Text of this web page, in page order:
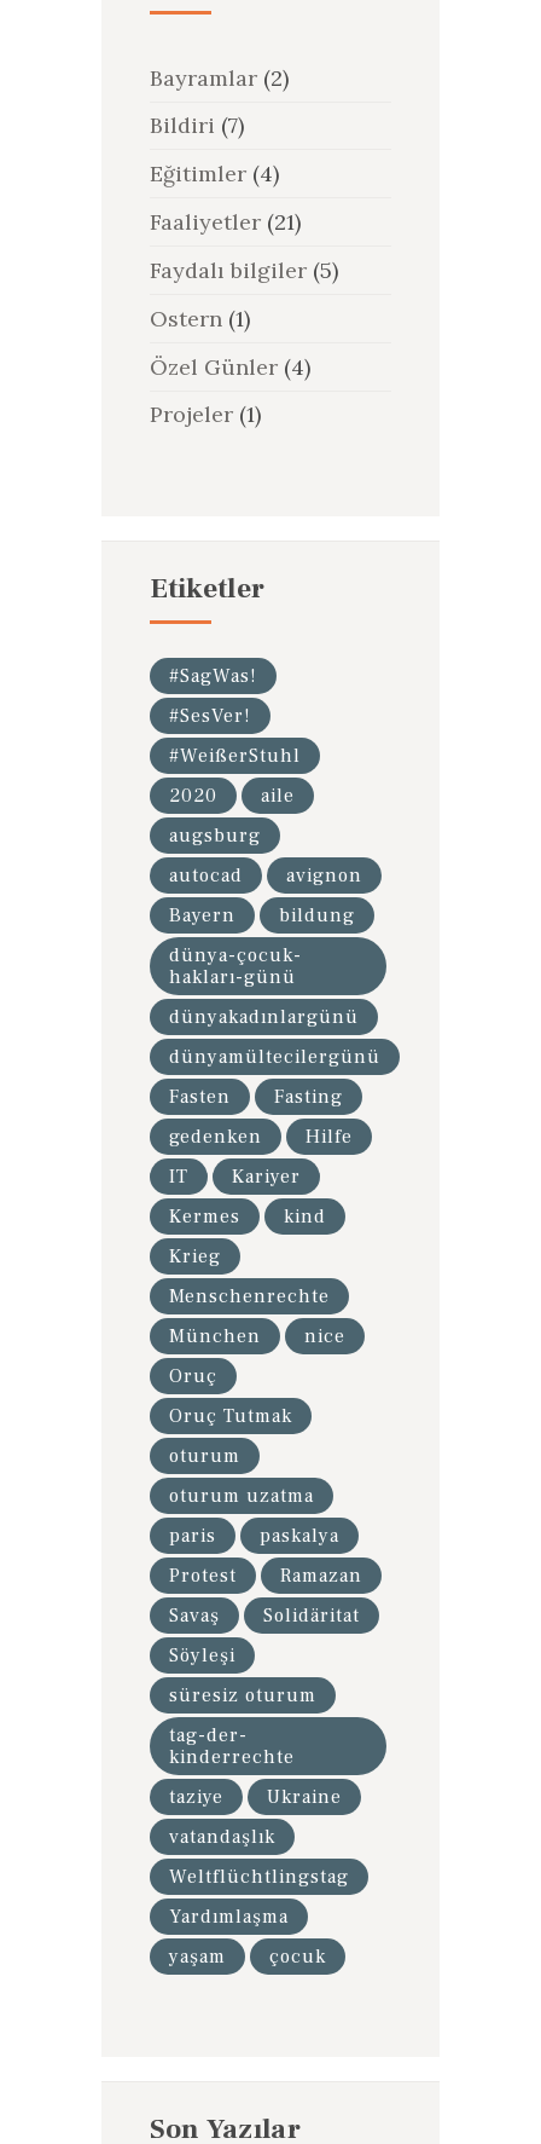
Bayramlar(2)
Bildiri (7)
Eğitimler(4)
Faaliyetler(21)
Faydalı bilgiler(5)
Ostern(1)
Özel Günler(4)
Projeler(1)
Etiketler
#SagWas!
#SesVer!
#WeißerStuhl
2020
aile
augsburg
autocad
avignon
Bayern
bildung
dünya-çocuk-
hakları-günü
dünyakadınlargünü
dünyamültecilergünü
Fasten
Fasting
gedenken
Hilfe
IT
Kariyer
Kermes
kind
Krieg
Menschenrechte
München
nice
Oruç
Oruç Tutmak
oturum
oturum uzatma
paris
paskalya
Protest
Ramazan
Savaş
Solidäritat
Söyleşi
süresiz oturum
tag-der-
kinderrechte
taziye
Ukraine
vatandaşlık
Weltflüchtlingstag
Yardımlaşma
yaşam
çocuk
Son Yazılar